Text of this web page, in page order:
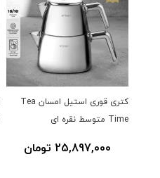
کتری قوری استیل امسان Tea
Time متوسط نقره ای
25,897,000 تومان